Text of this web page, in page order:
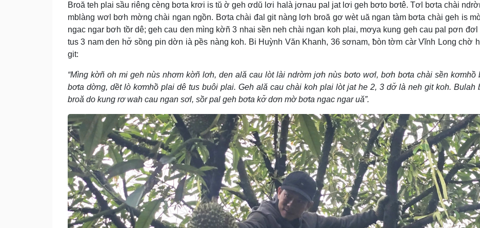
Broă teh plai sầu riêng cèng bơta krơi is tŭ ờ geh ơdŭ lơi halà jơnau pal jat lơi geh bơto bơtê. Tơl bơta chài
mblàng wơl bơh mờng chài ngan ngồn. Bơta chài đal git nàng lơh broă gơ wèt uă ngan tàm bơta chài geh is
ngac ngar bơh tồr dê; geh cau den mìng kờñ 3 nhai sền neh chài ngan koh plai, mơya kung geh cau pal pơn đơl
tus 3 nam den hơ̆ sồng pin dờn ià pềs nàng koh. Bi Huỳnh Văn Khanh, 36 sơnam, ƀòn tờm càr Vĩnh Long chờ
git:
“Mìng kờñ oh mi geh nùs nhơm kờñ lơh, den ală cau lòt lài ndrờm jơh nùs bơto wơl, bơh bơta chài sền kơmhồ
bơta dờng, dềt lò kơmhồ plai dê tus buôi plai. Geh ală cau chài koh plai lòt jat he 2, 3 dơ̆ là neh git koh. Bulah
broă do kung rơ wah cau ngan sơl, sồr pal geh bơta kơ̆ dơn mờ bơta ngac ngar uă”.